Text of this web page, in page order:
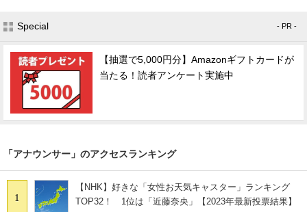
Special - PR -
【抽選で5,000円分】Amazonギフトカードが
当たる！読者アンケート実施中
「アナウンサー」のアクセスランキング
1
【NHK】好きな「女性お天気キャスター」ランキング
TOP32！ 1位は「近藤奈央」【2023年最新投票結果】